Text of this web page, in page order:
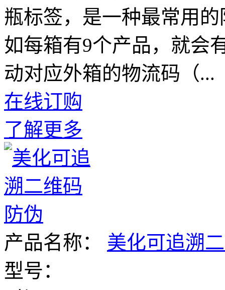
瓶标签，是一种最常用
如每箱有9个产品，就会
动对应外箱的物流码（...
在线订购
了解更多
产品名称：
美化可追溯
型号：